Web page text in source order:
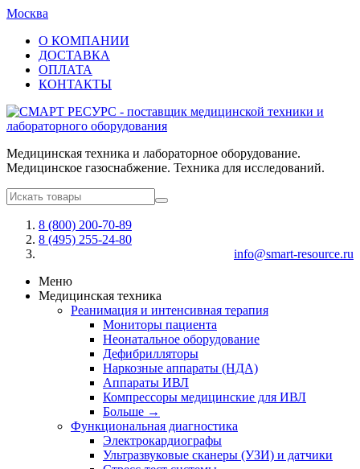
Москва
О КОМПАНИИ
ДОСТАВКА
ОПЛАТА
КОНТАКТЫ
Медицинская техника и лабораторное оборудование.
Медицинское газоснабжение. Техника для исследований.
8 (800) 200-70-89
8 (495) 255-24-80
info@smart-resource.ru
Меню
Медицинская техника
Реанимация и интенсивная терапия
Мониторы пациента
Неонатальное оборудование
Дефибрилляторы
Наркозные аппараты (НДА)
Аппараты ИВЛ
Компрессоры медицинские для ИВЛ
Больше →
Функциональная диагностика
Электрокардиографы
Ультразвуковые сканеры (УЗИ) и датчики